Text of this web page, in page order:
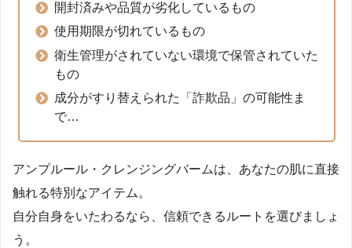
開封済みや品質が劣化しているもの
使用期限が切れているもの
衛生管理がされていない環境で保管されていた
もの
成分がすり替えられた「詐欺品」の可能性ま
で…
アンプルール・クレンジングバームは、あなたの肌に直接
触れる特別なアイテム。
自分自身をいたわるなら、信頼できるルートを選びましょ
う。